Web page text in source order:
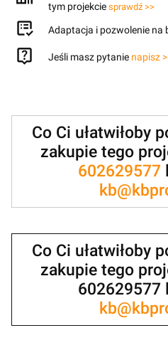
tym projekcie sprawdź >>
Adaptacja i pozwolenie na
Jeśli masz pytanie napisz
Co Ci ułatwiłoby
zakupie tego
602629577
Co Ci ułatwiłoby
zakupie tego
602629577